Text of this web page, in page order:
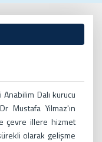
Anabilim Dalı kurucu
Mustafa Yılmaz'ın
çevre illere hizmet
olarak gelişme